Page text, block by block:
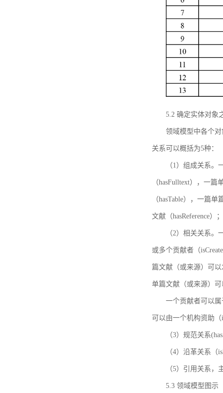
5.2 确定实体对象
领域模型中各个
关系可以概括为5种：
（1）组成关系
（hasFulltext），一
（hasTable），一篇
文献（hasReference）；
（2）相关关系
或多个贡献者（
篇文献（或来源）可
单篇文献（或来源）可
一个贡献者可以
可以由一个机构资助（
（3）规范关系
（4）沿革关系
（5）引用关系，
5.3 领域模型图示